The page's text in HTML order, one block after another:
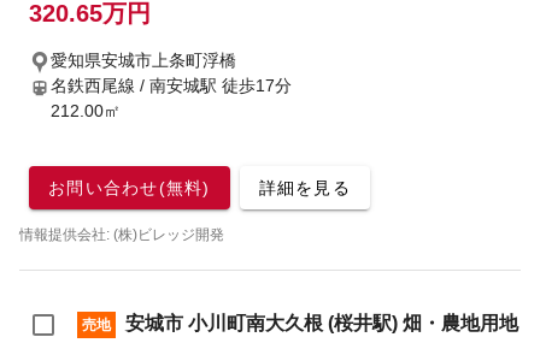
320.65万円
愛知県安城市上条町浮橋
名鉄西尾線 / 南安城駅 徒歩17分
212.00㎡
お問い合わせ(無料) 詳細を見る
情報提供会社: (株)ビレッジ開発
売地 安城市 小川町南大久根 (桜井駅) 畑・農地用地